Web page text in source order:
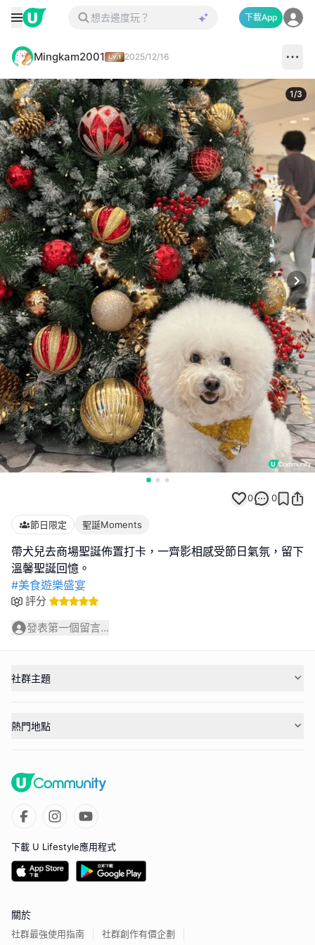
下載App
Mingkam2001 2025/12/16
1/3
0 0
節日限定 聖誕Moments
帶犬兒去商場聖誕佈置打卡，一齊影相感受節日氣氛，留下
#美食遊樂盛宴
評分
發表第一個留言...
社群主題
熱門地點
下載 U Lifestyle應用程式
關於
社群最強使用指南 社群創作有價企劃